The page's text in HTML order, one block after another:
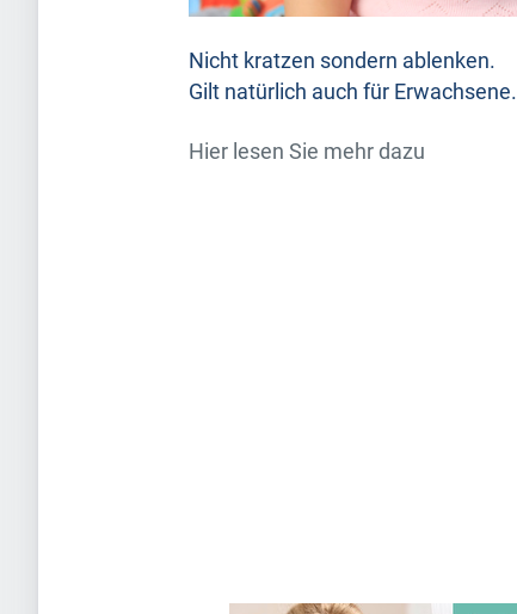
Nicht kratzen sondern ablenken.
Gilt natürlich auch für Erwachsene.
Hier lesen Sie mehr dazu